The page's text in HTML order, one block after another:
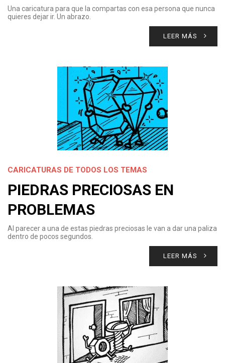
Una caricatura para que la compartas con esa persona que nunca
quieres dejar ir. Un abrazo.
LEER MÁS
CARICATURAS DE TODOS LOS TEMAS
PIEDRAS PRECIOSAS EN
PROBLEMAS
Al parecer a una de estas piedras preciosas le van a dar una paliza
dentro de pocos segundos.
LEER MÁS